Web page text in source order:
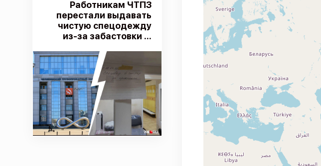
Работникам ЧТПЗ
перестали выдавать
чистую спецодежду
из-за забастовки ...